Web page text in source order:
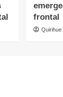
frontal
Quirihue